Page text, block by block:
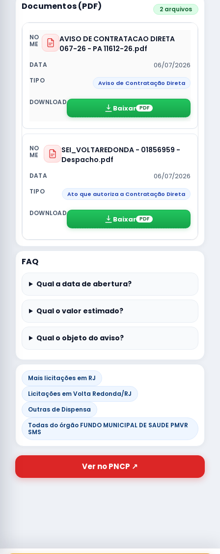
Documentos (PDF) 2 arquivos
AVISO DE CONTRATACAO DIRETA
067-26 - PA 11612-26.pdf
06/07/2026
Aviso de Contratação Direta
Baixar PDF
SEI_VOLTAREDONDA - 01856959 -
Despacho.pdf
06/07/2026
Ato que autoriza a Contratação Direta
Baixar PDF
FAQ
Qual a data de abertura?
Qual o valor estimado?
Qual o objeto do aviso?
Mais licitações em RJ
Licitações em Volta Redonda/RJ
Outras de Dispensa
Todas do órgão FUNDO MUNICIPAL DE SAUDE PMVR
SMS
Ver no PNCP ↗